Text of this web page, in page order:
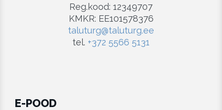
Reg.kood: 12349707
KMKR: EE101578376
taluturg@taluturg.ee
tel. +372 5566 5131
E-POOD